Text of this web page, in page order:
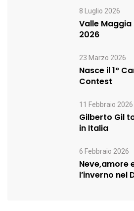
8 Luglio 2026
Valle Maggia
2026
23 Marzo 2026
Nasce il 1°
Contest
11 Febbraio 2026
Gilberto Gil
in Italia
6 Febbraio 2026
Neve,amore
l’inverno nel